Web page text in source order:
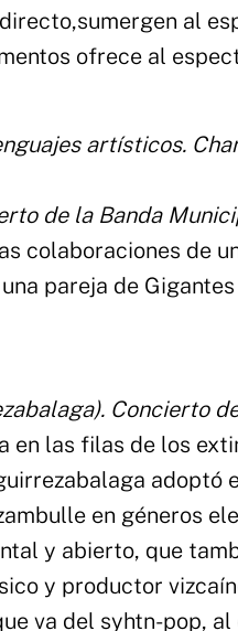
al
ofrece al
artísticos.
de la Banda
colaboraciones de
pareja de
Concierto
en las filas de los
adoptó
en géneros
y abierto, que
y productor
va del syhtn-pop,